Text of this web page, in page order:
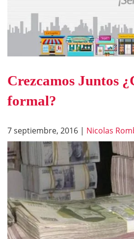
Crezcamos Juntos
formal?
7 septiembre, 2016 | Nicolas